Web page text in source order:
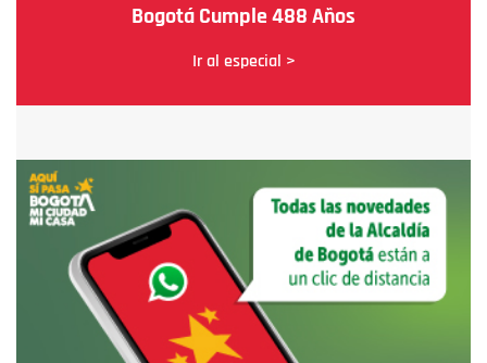
Bogotá Cumple 488 Años
Ir al especial >